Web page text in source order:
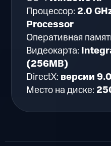
Процессор: 2.0
Processor
Оперативная
Видеокарта:
(256MB)
DirectX: версии 9.0
Место на диске: